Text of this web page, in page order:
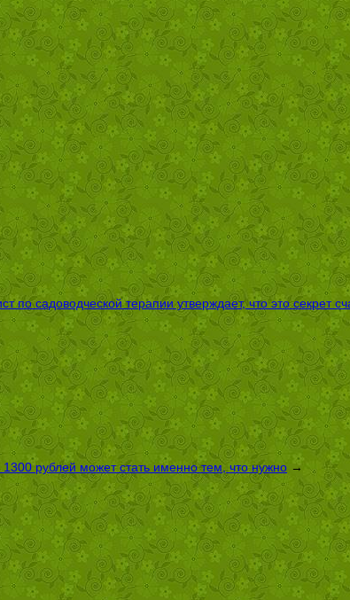
садоводческой терапии утверждает, что это секрет
рублей может стать именно тем, что нужно →